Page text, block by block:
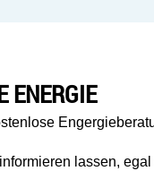
lassen,